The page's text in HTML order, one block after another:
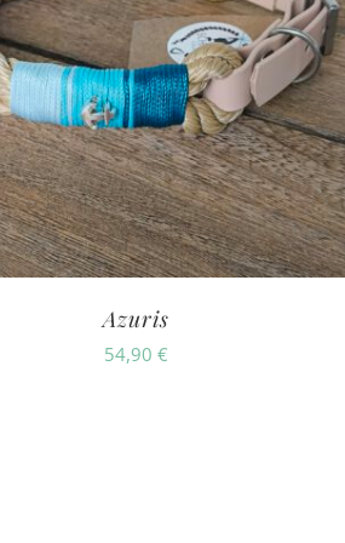
Azuris
54,90 €